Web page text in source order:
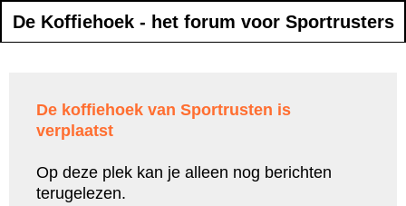
De Koffiehoek - het forum voor Sportrusters
De koffiehoek van Sportrusten is
verplaatst
Op deze plek kan je alleen nog berichten
terugelezen.